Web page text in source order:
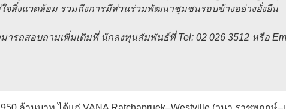
จสิ่งแวดล้อม รวมถึงการมีส่วนร่วมพัฒนาชุมชนรอบข้างอย่างยั่งยืน
รถสอบถามเพิ่มเติมที่ นักลงทุนสัมพันธ์ที่ Tel: 02 026 3512 หรือ